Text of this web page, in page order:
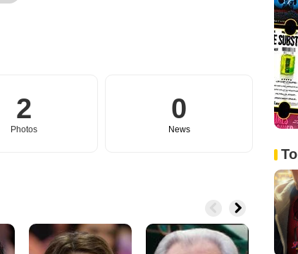
2
Photos
0
News